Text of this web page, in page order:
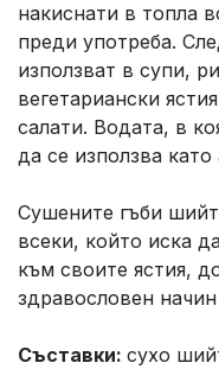
накиснати в топла
преди употреба.
използват в супи,
вегетариански
салати. Водата, в
да се използва
Сушените гъби
всеки, който иска
към своите ястия,
здравословен
Съставки: сухо